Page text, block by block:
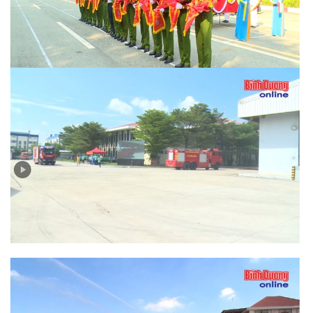
Bản tin PCCC&CNCH SỐ 1-2025: Hội thi thể thao
nghiệp vụ chữa cháy và cứu nạn cứu hộ khu vực IV:
Nâng cao bản lĩnh, năng lực xử lý tình huống
Bản tin PCCC và CNCH (số 6-2024): Phát huy sức
mạnh tổng hợp thông qua diễn tập ứng phó sự cố môi
trường do cháy, nổ